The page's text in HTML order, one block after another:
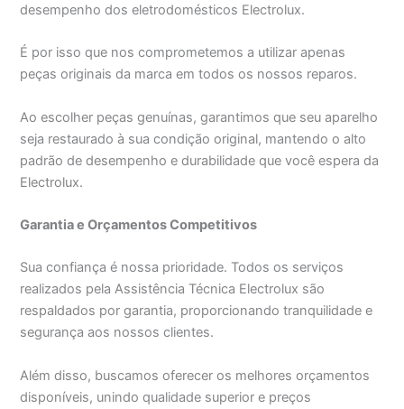
desempenho dos eletrodomésticos Electrolux.
É por isso que nos comprometemos a utilizar apenas
peças originais da marca em todos os nossos reparos.
Ao escolher peças genuínas, garantimos que seu aparelho
seja restaurado à sua condição original, mantendo o alto
padrão de desempenho e durabilidade que você espera da
Electrolux.
Garantia e Orçamentos Competitivos
Sua confiança é nossa prioridade. Todos os serviços
realizados pela Assistência Técnica Electrolux são
respaldados por garantia, proporcionando tranquilidade e
segurança aos nossos clientes.
Além disso, buscamos oferecer os melhores orçamentos
disponíveis, unindo qualidade superior e preços